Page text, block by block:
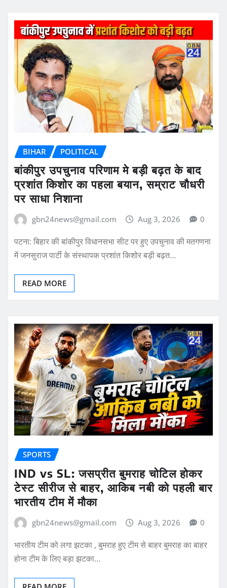
BIHAR POLITICAL
बांकीपुर उपचुनाव परिणाम मे बड़ी बढ़त के बाद
प्रशांत किशोर का पहला बयान, सम्राट चौधरी
पर साधा निशाना
gbn24news@gmail.com Aug 3, 2026 0
पटना: बिहार की बांकीपुर विधानसभा सीट पर हुए उपचुनाव की मतगणना
में जनसुराज पार्टी के संस्थापक प्रशांत किशोर बड़ी बढ़त…
READ MORE
SPORTS
IND vs SL: जसप्रीत बुमराह चोटिल होकर
टेस्ट सीरीज से बाहर, आकिब नबी को पहली बार
भारतीय टीम में मौका
gbn24news@gmail.com Aug 3, 2026 0
भारतीय टीम को लगा झटका , बुमराह हुए टीम से बाहर बुमराह का बाहर
होना टीम के लिए बड़ा झटका…